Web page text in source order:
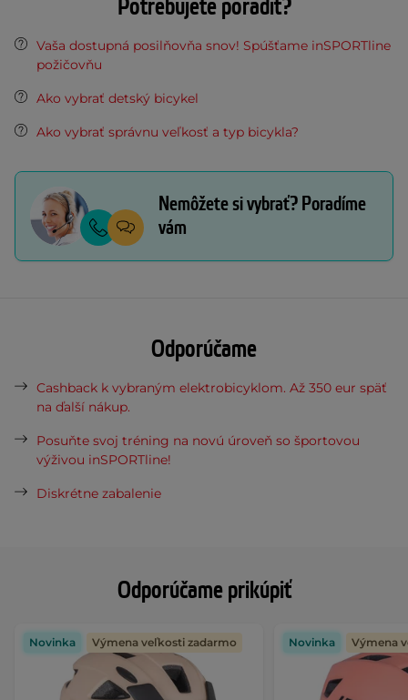
Odporúčame prikúpiť
Novinka Výmena veľkosti zadarmo Novinka Výmena
Potrebujete poradiť?
Vaša dostupná posilňovňa snov! Spúšťame inSPORTline
požičovňu
Ako vybrať detský bicykel
Ako vybrať správnu veľkosť a typ bicykla?
Nemôžete si vybrať? Poradíme
vám
Odporúčame
Cashback k vybraným elektrobicyklom. Až 350 eur späť
na ďalší nákup.
Posuňte svoj tréning na novú úroveň so športovou
výživou inSPORTline!
Diskrétne zabalenie